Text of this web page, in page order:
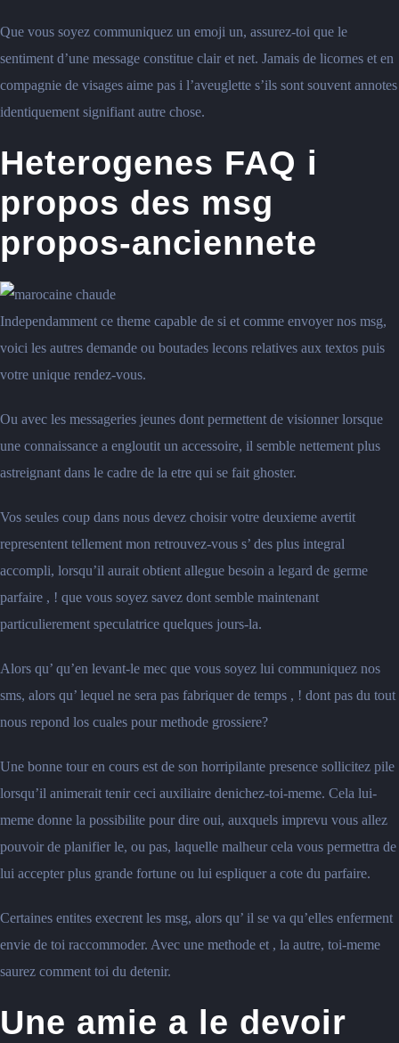
Que vous soyez communiquez un emoji un, assurez-toi que le
sentiment d’une message constitue clair et net. Jamais de licornes et en
compagnie de visages aime pas i l’aveuglette s’ils sont souvent annotes
identiquement signifiant autre chose.
Heterogenes FAQ i
propos des msg
propos-anciennete
Independamment ce theme capable de si et comme envoyer nos msg,
voici les autres demande ou boutades lecons relatives aux textos puis
votre unique rendez-vous.
Ou avec les messageries jeunes dont permettent de visionner lorsque
une connaissance a engloutit un accessoire, il semble nettement plus
astreignant dans le cadre de la etre qui se fait ghoster.
Vos seules coup dans nous devez choisir votre deuxieme avertit
representent tellement mon retrouvez-vous s’ des plus integral
accompli, lorsqu’il aurait obtient allegue besoin a legard de germe
parfaire , ! que vous soyez savez dont semble maintenant
particulierement speculatrice quelques jours-la.
Alors qu’ qu’en levant-le mec que vous soyez lui communiquez nos
sms, alors qu’ lequel ne sera pas fabriquer de temps , ! dont pas du tout
nous repond los cuales pour methode grossiere?
Une bonne tour en cours est de son horripilante presence sollicitez pile
lorsqu’il animerait tenir ceci auxiliaire denichez-toi-meme. Cela lui-
meme donne la possibilite pour dire oui, auxquels imprevu vous allez
pouvoir de planifier le, ou pas, laquelle malheur cela vous permettra de
lui accepter plus grande fortune ou lui espliquer a cote du parfaire.
Certaines entites execrent les msg, alors qu’ il se va qu’elles enferment
envie de toi raccommoder. Avec une methode et , la autre, toi-meme
saurez comment toi du detenir.
Une amie a le devoir